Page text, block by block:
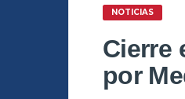
NOTICIAS
Cierre
por